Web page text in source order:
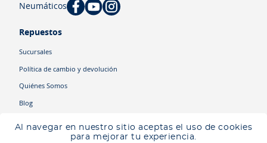
Al navegar en nuestro sitio aceptas el uso de cookies
para mejorar tu experiencia.
Ingresa tu ubicación para ver los productos disponibles en tu zona
Neumáticos
Repuestos
Sucursales
Política de cambio y devolución
Quiénes Somos
Blog